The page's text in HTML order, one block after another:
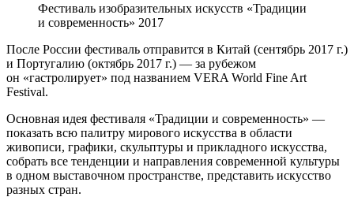
Фестиваль изобразительных искусств «Традиции
и современность» 2017
После России фестиваль отправится в Китай (сентябрь 2017 г.)
и Португалию (октябрь 2017 г.) — за рубежом
он «гастролирует» под названием VERA World Fine Art
Festival.
Основная идея фестиваля «Традиции и современность» —
показать всю палитру мирового искусства в области
живописи, графики, скульптуры и прикладного искусства,
собрать все тенденции и направления современной культуры
в одном выставочном пространстве, представить искусство
разных стран.